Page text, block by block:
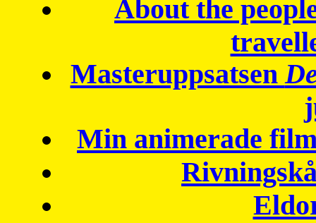
About the
Masteruppsatsen
Min animerade